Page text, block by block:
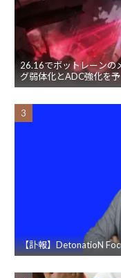
26.16でボットレーンの
グ弱体化とADC強化を
【訃報】DetonatioN